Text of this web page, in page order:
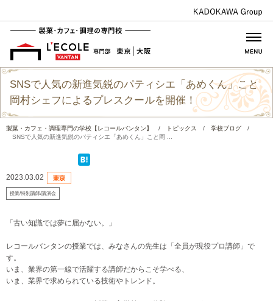
SNSで人気の新進気鋭のパティシエ「あめくん」こと
岡村シェフによるプレスクールを開催！
製菓・カフェ・調理専門の学校【レコールバンタン】 / トピックス / 学校ブログ
/
SNSで人気の新進気鋭のパティシエ「あめくん」こと岡 ...
2023.03.02
授業/特別講師/講演会
「古い知識では夢に届かない。」
レコールバンタンの授業では、みなさんの先生は「全員が現役プロ講師」で
す。
いま、業界の第一線で活躍する講師だからこそ学べる、
いま、業界で求められている技術やトレンド。